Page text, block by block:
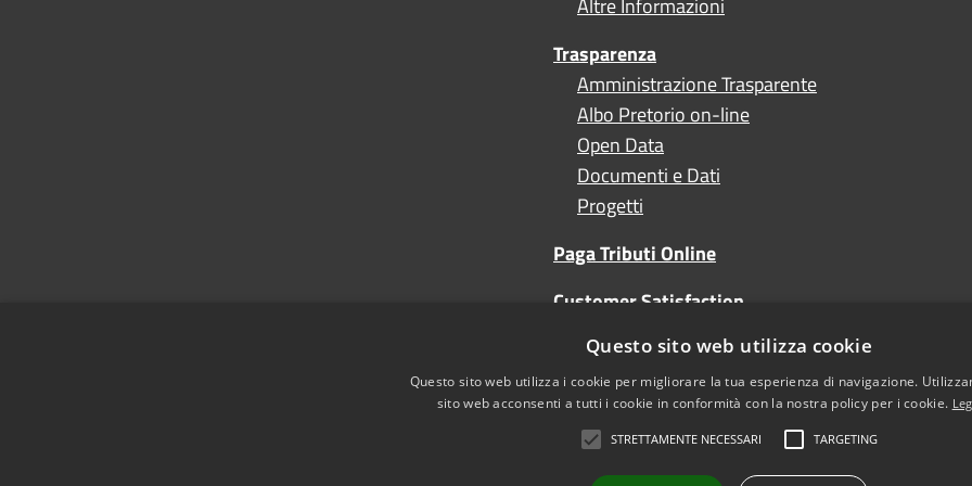
Altre Informazioni
Trasparenza
Amministrazione Trasparente
Albo Pretorio on-line
Open Data
Documenti e Dati
Progetti
Paga Tributi Online
Customer Satisfaction
Turismo
Questo sito web utilizza cookie
Questo sito web utilizza i cookie per migliorare la tua esperienza di navigazione.
sito web acconsenti a tutti i cookie in conformità con la nostra policy per i cookie.
STRETTAMENTE NECESSARI TARGETING